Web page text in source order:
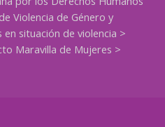
Violencia de Género y
situación de violencia >
Maravilla de Mujeres >